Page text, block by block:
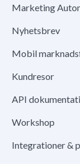
Marketing
Nyhetsbrev
Mobil
Kundresor
API
Workshop
Integrationer &